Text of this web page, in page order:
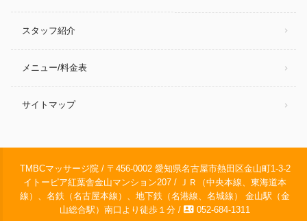
スタッフ紹介
メニュー/料金表
サイトマップ
TMBCマッサージ院 / 〒456-0002 愛知県名古屋市熱田区金山町1-3-2
イトーピア紅葉舎金山マンション207 / ＪＲ（中央本線、東海道本
線）、名鉄（名古屋本線）、地下鉄（名港線、名城線） 金山駅（金
山総合駅）南口より徒歩１分 / contact_phone 052-684-1311